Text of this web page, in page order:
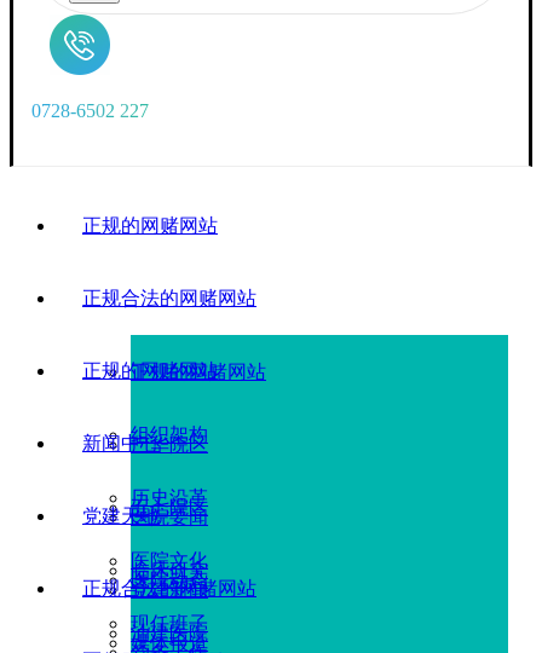
0728-6502 227
正规的网赌网站
正规合法的网赌网站
正规的网赌网站
组织架构
历史沿革
医院文化
现任班子
正规的网赌网站
广华院区
五七院区
临床研究
油建医院
新闻中心
医院要闻
医院动态
媒体报道
党建天地
党建新闻
正规合法的网赌网站